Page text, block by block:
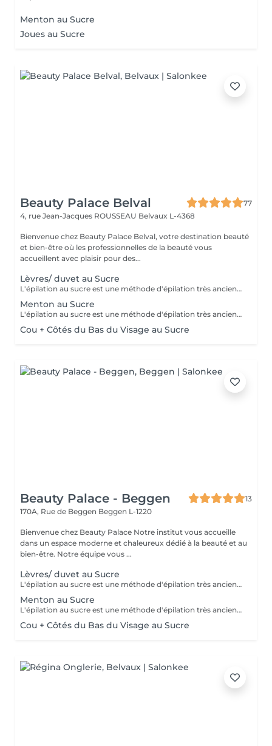
Menton au Sucre
Joues au Sucre
Beauty Palace Belval
77
4, rue Jean-Jacques ROUSSEAU Belvaux L-4368
Bienvenue chez Beauty Palace Belval, votre destination beauté
et bien-être où les professionnelles de la beauté vous
accueillent avec plaisir pour des...
Lèvres/ duvet au Sucre
L'épilation au sucre est une méthode d'épilation très ancienne utilisée depuis 1900 av. JC. Composée d'eau, de jus de citron, de miel et de sucre. 100% naturelle elle à des propriétés exfoliantes. Idéale pour les poils courts, durs ou incarnés. La peau est plus douce et soyeuse.
Menton au Sucre
L'épilation au sucre est une méthode d'épilation très ancienne utilisée depuis 1900 av. JC. Composée d'eau, de jus de citron, de miel et de sucre. 100% naturelle elle à des propriétés exfoliantes. Idéale pour les poils courts, durs ou incarnés. La peau est plus douce et soyeuse.
Cou + Côtés du Bas du Visage au Sucre
Beauty Palace - Beggen
13
170A, Rue de Beggen Beggen L-1220
Bienvenue chez Beauty Palace Notre institut vous accueille
dans un espace moderne et chaleureux dédié à la beauté et au
bien-être. Notre équipe vous ...
Lèvres/ duvet au Sucre
L'épilation au sucre est une méthode d'épilation très ancienne utilisée depuis 1900 av. JC. Composée d'eau, de jus de citron, de miel et de sucre. 100% naturelle elle à des propriétés exfoliantes. Idéale pour les poils courts, durs ou incarnés. La peau est plus douce et soyeuse.
Menton au Sucre
L'épilation au sucre est une méthode d'épilation très ancienne utilisée depuis 1900 av. JC. Composée d'eau, de jus de citron, de miel et de sucre. 100% naturelle elle à des propriétés exfoliantes. Idéale pour les poils courts, durs ou incarnés. La peau est plus douce et soyeuse.
Cou + Côtés du Bas du Visage au Sucre